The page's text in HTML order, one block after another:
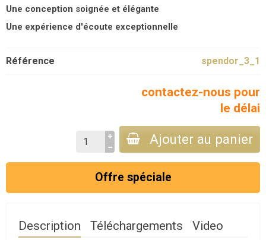
Une conception soignée et élégante
Une expérience d'écoute exceptionnelle
Référence spendor_3_1
contactez-nous pour
le délai
Ajouter au panier
Offre spéciale
Description Téléchargements Video